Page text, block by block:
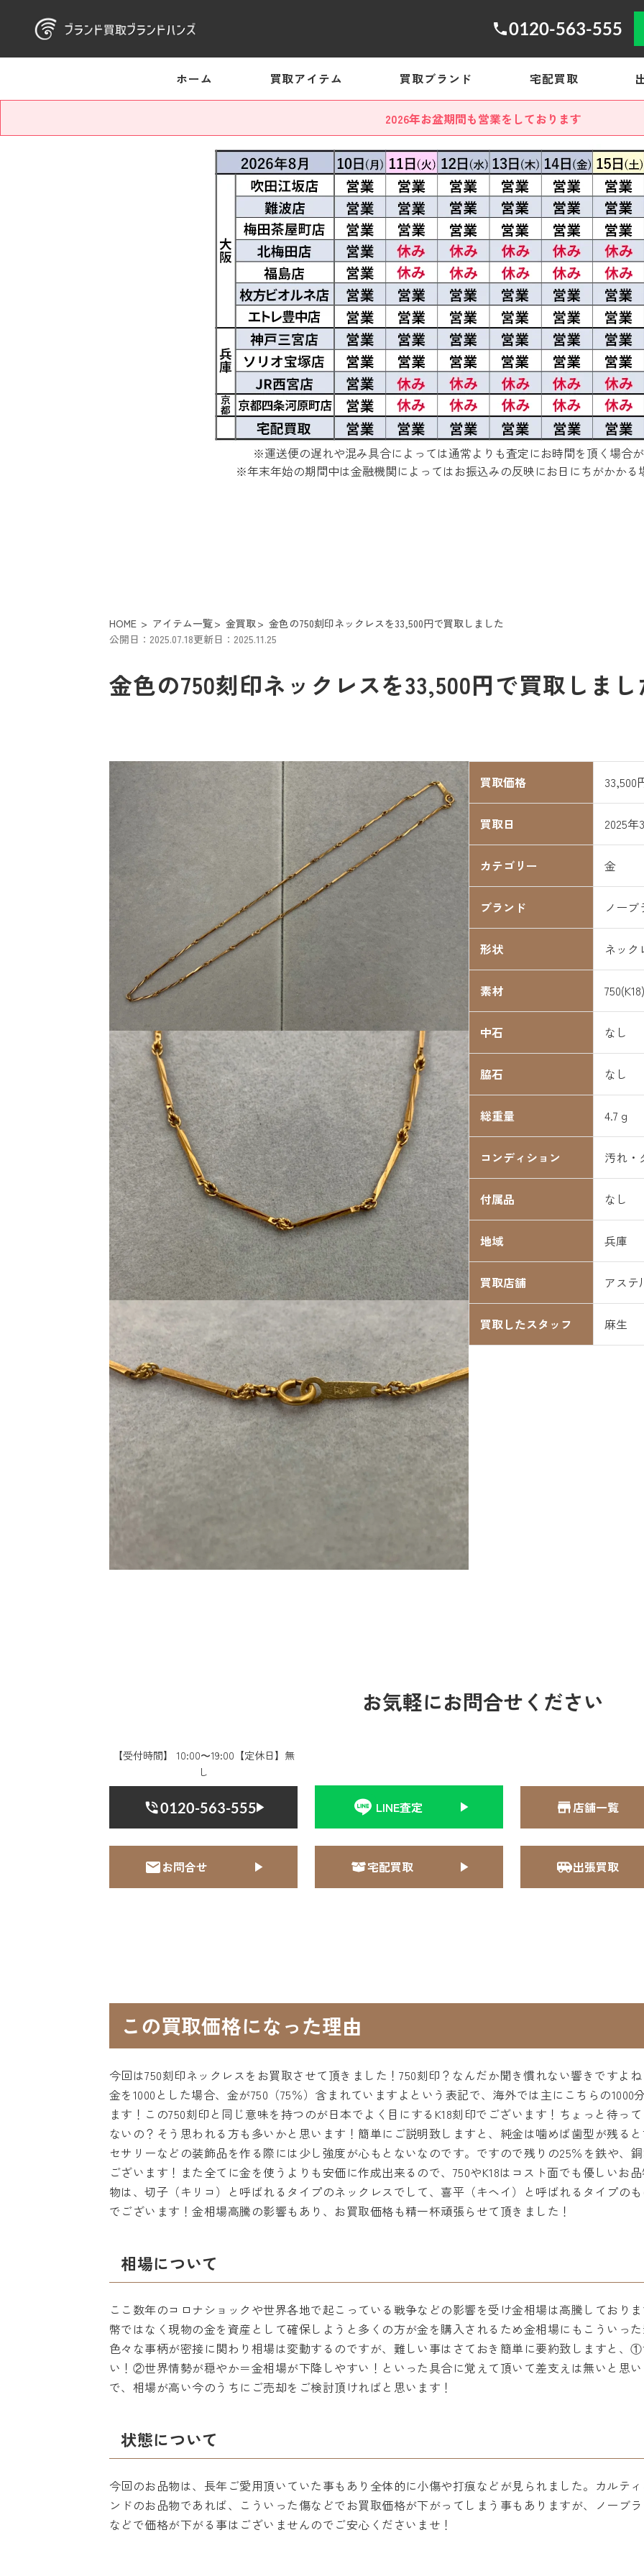
0120-563-555
ホーム 買取アイテム 買取ブランド 宅配買取
2026年お盆期間も営業をしております
※運送便の遅れや混み具合によっては通常よりも査定にお時間を頂く場合が
※年末年始の期間中は金融機関によってはお振込みの反映にお日にちがかかる
HOME アイテム一覧 金買取
金色の750刻印ネックレスを33,500円で買取しました
公開日：2025.07.18更新日：2025.11.25
金色の750刻印ネックレスを33,500円で買取しまし
買取価格 33,500
買取日 2025年
カテゴリー 金
ブランド ノーブ
形状 ネック
素材 750(K18)
中石 なし
脇石 なし
総重量 4.7ｇ
コンディション 汚れ・
付属品 なし
地域 兵庫
買取店舗 アステ
買取したスタッフ 麻生
お気軽にお問合せください
【受付時間】 10:00〜19:00【定休日】無
し
0120-563-555 LINE査定 店舗一覧
お問合せ 宅配買取 出張買取
この買取価格になった理由
今回は750刻印ネックレスをお買取させて頂きました！750刻印？なんだか聞き慣れない響きですよ
金を1000とした場合、金が750（75％）含まれていますよという表記で、海外では主にこちらの
ます！この750刻印と同じ意味を持つのが日本でよく目にするK18刻印でございます！ちょっと待っ
ないの？そう思われる方も多いかと思います！簡単にご説明致しますと、純金は噛めば歯型が残る
セサリーなどの装飾品を作る際には少し強度が心もとないなのです。ですので残りの25％を鉄や、
ございます！また全てに金を使うよりも安価に作成出来るので、750やK18はコスト面でも優しいお
物は、切子（キリコ）と呼ばれるタイプのネックレスでして、喜平（キヘイ）と呼ばれるタイプの
でございます！金相場高騰の影響もあり、お買取価格も精一杯頑張らせて頂きました！
相場について
ここ数年のコロナショックや世界各地で起こっている戦争などの影響を受け金相場は高騰しており
幣ではなく現物の金を資産として確保しようと多くの方が金を購入されるため金相場にもこういっ
色々な事柄が密接に関わり相場は変動するのですが、難しい事はさておき簡単に要約致しますと、
い！②世界情勢が穏やか＝金相場が下降しやすい！といった具合に覚えて頂いて差支えは無いと思
で、相場が高い今のうちにご売却をご検討頂ければと思います！
状態について
今回のお品物は、長年ご愛用頂いていた事もあり全体的に小傷や打痕などが見られました。カルテ
ンドのお品物であれば、こういった傷などでお買取価格が下がってしまう事もありますが、ノーブ
などで価格が下がる事はございませんのでご安心くださいませ！